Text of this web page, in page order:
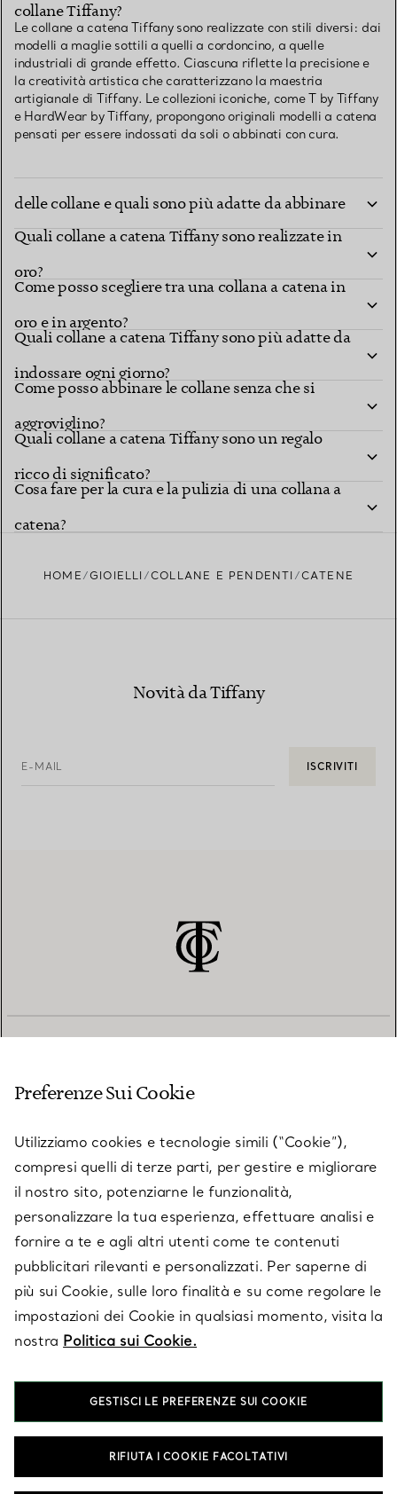
collane Tiffany?
Le collane a catena Tiffany sono realizzate con stili diversi: dai
modelli a maglie sottili a quelli a cordoncino, a quelle
industriali di grande effetto. Ciascuna riflette la precisione e
la creatività artistica che caratterizzano la maestria
artigianale di Tiffany. Le collezioni iconiche, come T by Tiffany
e HardWear by Tiffany, propongono originali modelli a catena
pensati per essere indossati da soli o abbinati con cura.
delle collane e quali sono più adatte da abbinare
ad altre collane?
Quali collane a catena Tiffany sono realizzate in
oro?
Come posso scegliere tra una collana a catena in
oro e in argento?
Quali collane a catena Tiffany sono più adatte da
indossare ogni giorno?
Come posso abbinare le collane senza che si
aggroviglino?
Quali collane a catena Tiffany sono un regalo
ricco di significato?
Cosa fare per la cura e la pulizia di una collana a
catena?
HOME GIOIELLI COLLANE E PENDENTI CATENE
Novità da Tiffany
E-MAIL ISCRIVITI
SU TIFFANY & CO.
LEGALE
SEGUICI
T&Co. 2026
Preferenze Sui Cookie
Utilizziamo cookies e tecnologie simili (“Cookie”),
compresi quelli di terze parti, per gestire e migliorare
il nostro sito, potenziarne le funzionalità,
personalizzare la tua esperienza, effettuare analisi e
fornire a te e agli altri utenti come te contenuti
pubblicitari rilevanti e personalizzati. Per saperne di
più sui Cookie, sulle loro finalità e su come regolare le
impostazioni dei Cookie in qualsiasi momento, visita la
nostra Politica sui Cookie.
GESTISCI LE PREFERENZE SUI COOKIE
RIFIUTA I COOKIE FACOLTATIVI